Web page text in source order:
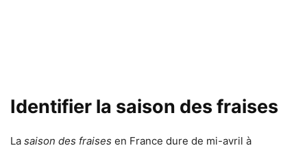
Identifier la saison des fraises
La saison des fraises en France dure de mi-avril à